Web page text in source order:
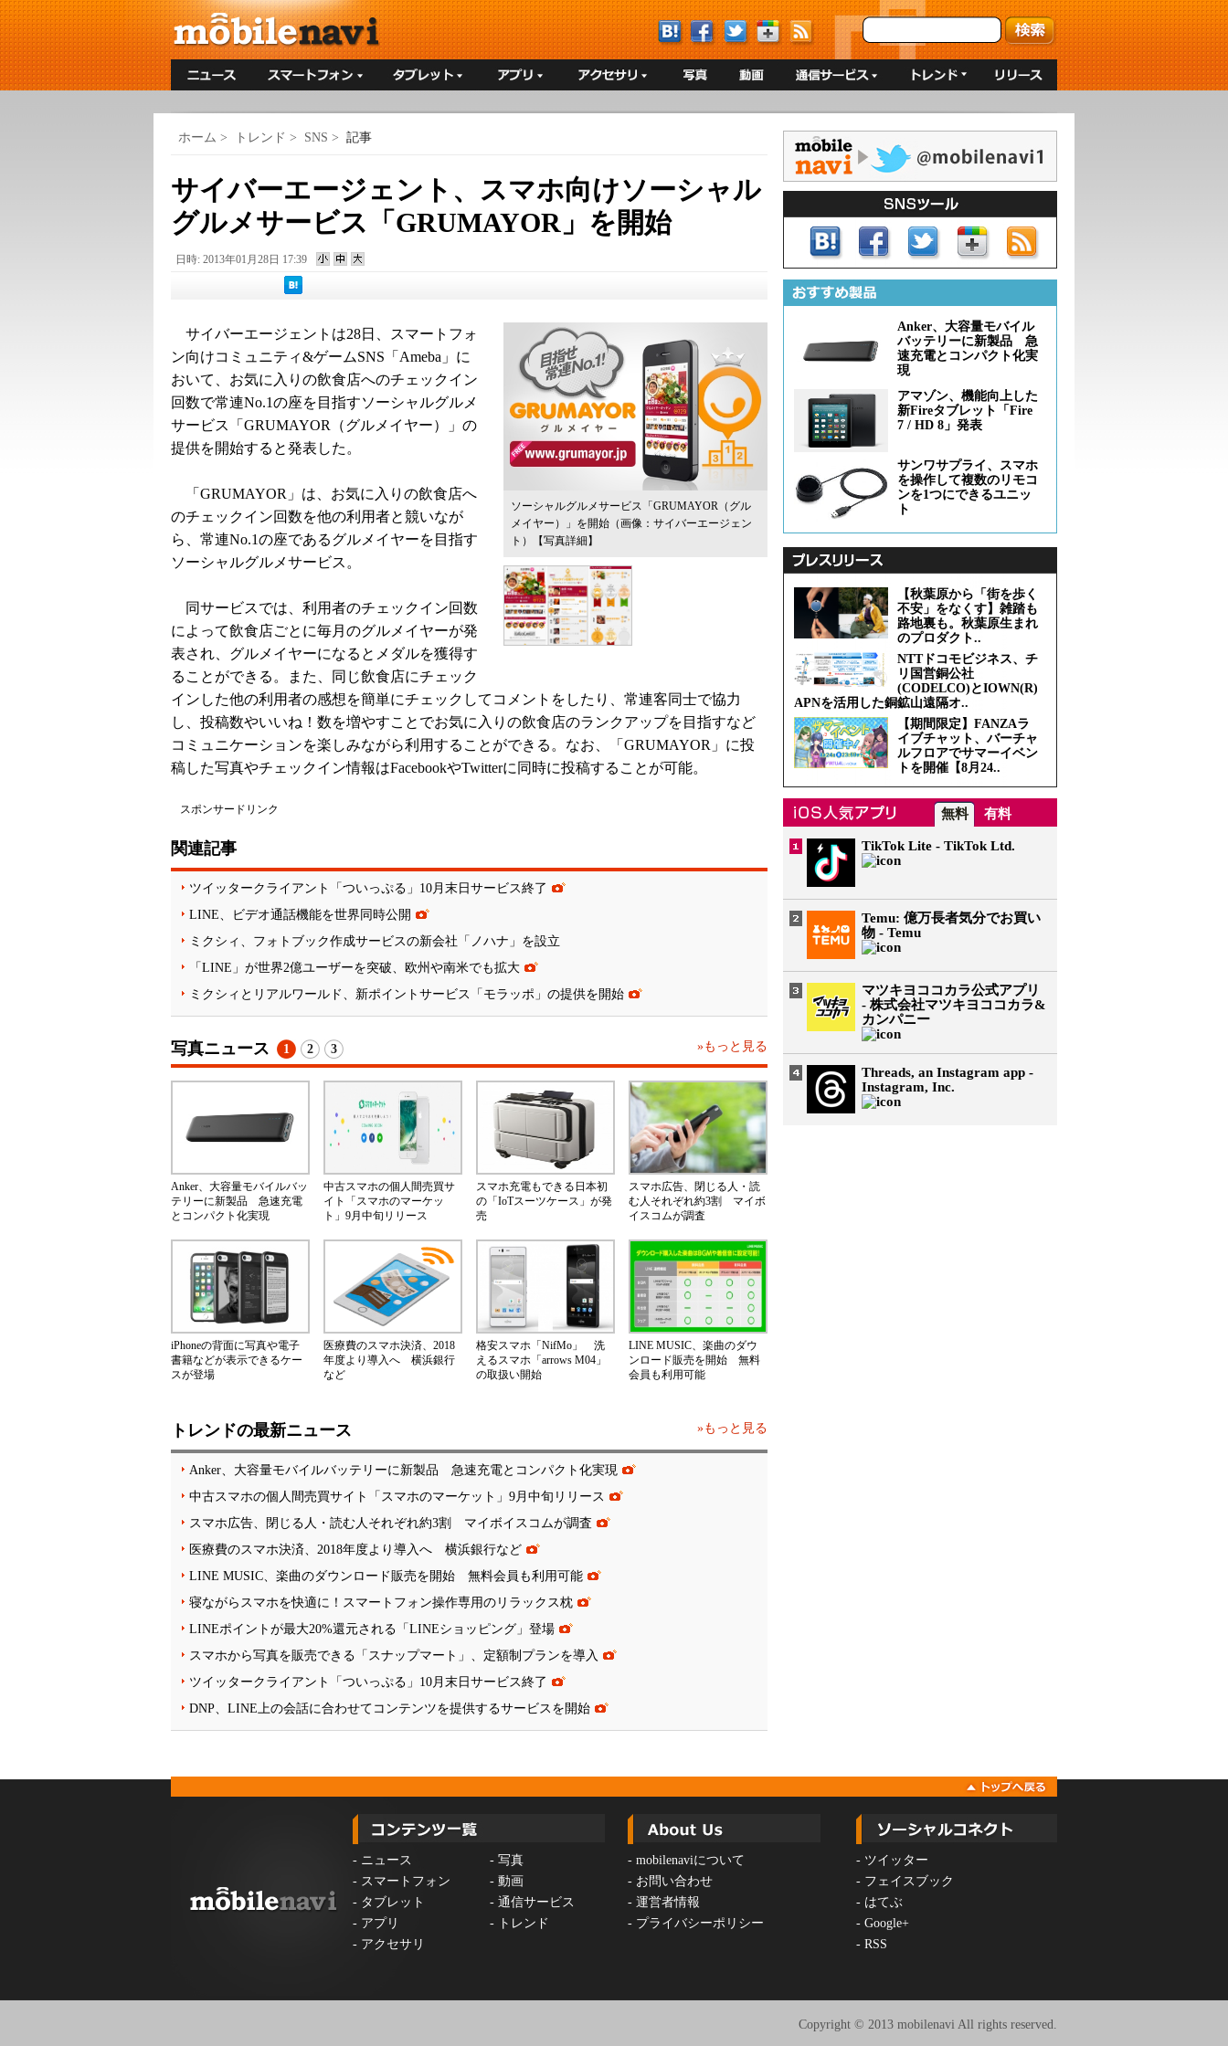
ホーム > トレンド > SNS > 記事
サイバーエージェント、スマホ向けソーシャル
グルメサービス「GRUMAYOR」を開始
日時: 2013年01月28日 17:39
ソーシャルグルメサービス「GRUMAYOR（グル
メイヤー）」を開始（画像：サイバーエージェン
ト）
【写真詳細】
サイバーエージェントは28日、スマートフォ
ン向けコミュニティ&ゲームSNS「Ameba」に
おいて、お気に入りの飲食店へのチェックイン
回数で常連No.1の座を目指すソーシャルグルメ
サービス「GRUMAYOR（グルメイヤー）」の
提供を開始すると発表した。
「GRUMAYOR」は、お気に入りの飲食店へ
のチェックイン回数を他の利用者と競いなが
ら、常連No.1の座であるグルメイヤーを目指す
ソーシャルグルメサービス。
同サービスでは、利用者のチェックイン回数
によって飲食店ごとに毎月のグルメイヤーが発
表され、グルメイヤーになるとメダルを獲得す
ることができる。また、同じ飲食店にチェック
インした他の利用者の感想を簡単にチェックしてコメントをしたり、常連客同士で協力
し、投稿数やいいね！数を増やすことでお気に入りの飲食店のランクアップを目指すなど
コミュニケーションを楽しみながら利用することができる。なお、「GRUMAYOR」に投
稿した写真やチェックイン情報はFacebookやTwitterに同時に投稿することが可能。
スポンサードリンク
関連記事
ツイッタークライアント「ついっぷる」10月末日サービス終了
LINE、ビデオ通話機能を世界同時公開
ミクシィ、フォトブック作成サービスの新会社「ノハナ」を設立
「LINE」が世界2億ユーザーを突破、欧州や南米でも拡大
ミクシィとリアルワールド、新ポイントサービス「モラッポ」の提供を開始
写真ニュース »もっと見る
1 2 3
Anker、大容量モバイルバッ
テリーに新製品 急速充電
とコンパクト化実現
中古スマホの個人間売買サ
イト「スマホのマーケッ
ト」9月中旬リリース
スマホ充電もできる日本初
の「IoTスーツケース」が発
売
スマホ広告、閉じる人・読
む人それぞれ約3割 マイボ
イスコムが調査
iPhoneの背面に写真や電子
書籍などが表示できるケー
スが登場
医療費のスマホ決済、2018
年度より導入へ 横浜銀行
など
格安スマホ「NifMo」 洗
えるスマホ「arrows M04」
の取扱い開始
LINE MUSIC、楽曲のダウ
ンロード販売を開始 無料
会員も利用可能
トレンドの最新ニュース »もっと見る
Anker、大容量モバイルバッテリーに新製品 急速充電とコンパクト化実現
中古スマホの個人間売買サイト「スマホのマーケット」9月中旬リリース
スマホ広告、閉じる人・読む人それぞれ約3割 マイボイスコムが調査
医療費のスマホ決済、2018年度より導入へ 横浜銀行など
LINE MUSIC、楽曲のダウンロード販売を開始 無料会員も利用可能
寝ながらスマホを快適に！スマートフォン操作専用のリラックス枕
LINEポイントが最大20%還元される「LINEショッピング」登場
スマホから写真を販売できる「スナップマート」、定額制プランを導入
ツイッタークライアント「ついっぷる」10月末日サービス終了
DNP、LINE上の会話に合わせてコンテンツを提供するサービスを開始
Anker、大容量モバイル
バッテリーに新製品 急
速充電とコンパクト化実
現
アマゾン、機能向上した
新Fireタブレット「Fire
7 / HD 8」発表
サンワサプライ、スマホ
を操作して複数のリモコ
ンを1つにできるユニッ
ト
【秋葉原から「街を歩く
不安」をなくす】雑踏も
路地裏も。秋葉原生まれ
のプロダクト..
NTTドコモビジネス、チ
リ国営銅公社
(CODELCO)とIOWN(R)
APNを活用した銅鉱山遠隔オ..
【期間限定】FANZAラ
イブチャット、バーチャ
ルフロアでサマーイベン
トを開催【8月24..
無料 有料
TikTok Lite - TikTok Ltd.
Temu: 億万長者気分でお買い
物 - Temu
マツキヨココカラ公式アプリ
- 株式会社マツキヨココカラ&
カンパニー
Threads, an Instagram app -
Instagram, Inc.
- ニュース - 写真
- スマートフォン - 動画
- タブレット - 通信サービス
- アプリ -
トレンド
- アクセサリ
- mobilenaviについて
- お問い合わせ
- 運営者情報
- プライバシーポリシー
- ツイッター
- フェイスブック
- はてぶ
- Google+
- RSS
Copyright © 2013 mobilenavi All rights reserved.